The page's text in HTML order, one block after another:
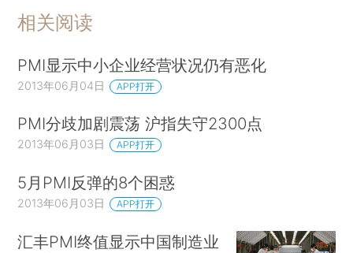
相关阅读
PMI显示中小企业经营状况仍有恶化
2013年06月04日 APP打开
PMI分歧加剧震荡 沪指失守2300点
2013年06月03日 APP打开
5月PMI反弹的8个困惑
2013年06月03日 APP打开
汇丰PMI终值显示中国制造业